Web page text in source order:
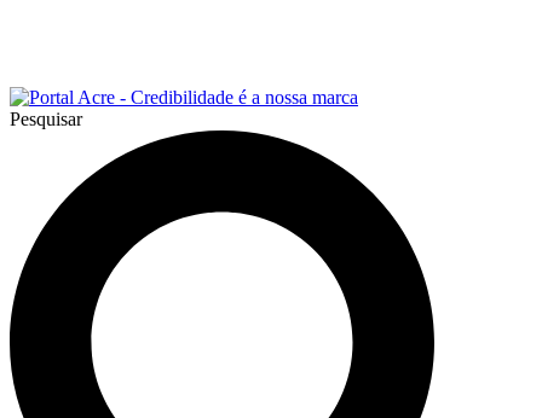
Pesquisar